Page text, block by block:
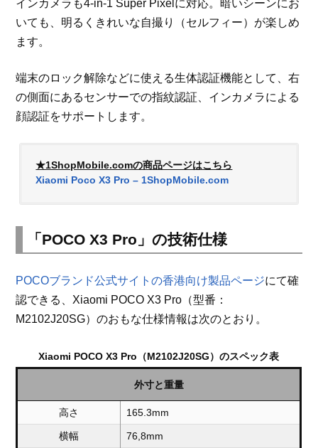
インカメラも4-in-1 Super Pixelに対応。暗いシーンにお
いても、明るくきれいな自撮り（セルフィー）が楽しめ
ます。
端末のロック解除などに使える生体認証機能として、右
の側面にあるセンサーでの指紋認証、インカメラによる
顔認証をサポートします。
★1ShopMobile.comの商品ページはこちら
Xiaomi Poco X3 Pro – 1ShopMobile.com
「POCO X3 Pro」の技術仕様
POCOブランド公式サイトの香港向け製品ページにて確
認できる、Xiaomi POCO X3 Pro（型番：
M2102J20SG）のおもな仕様情報は次のとおり。
Xiaomi POCO X3 Pro（M2102J20SG）のスペック表
外寸と重量
高さ 165.3mm
横幅 76,8mm